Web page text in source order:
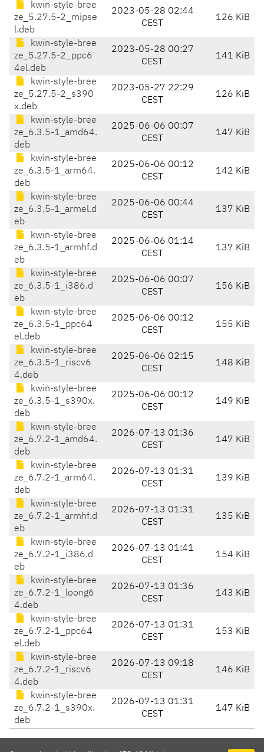
kwin-style-bree
ze_5.27.5-2_mipse
l.deb
2023-05-28 02:44
CEST
126 KiB
kwin-style-bree
ze_5.27.5-2_ppc6
4el.deb
2023-05-28 00:27
CEST
141 KiB
kwin-style-bree
ze_5.27.5-2_s390
x.deb
2023-05-27 22:29
CEST
126 KiB
kwin-style-bree
ze_6.3.5-1_amd64.
deb
2025-06-06 00:07
CEST
147 KiB
kwin-style-bree
ze_6.3.5-1_arm64.
deb
2025-06-06 00:12
CEST
142 KiB
kwin-style-bree
ze_6.3.5-1_armel.d
eb
2025-06-06 00:44
CEST
137 KiB
kwin-style-bree
ze_6.3.5-1_armhf.d
eb
2025-06-06 01:14
CEST
137 KiB
kwin-style-bree
ze_6.3.5-1_i386.d
eb
2025-06-06 00:07
CEST
156 KiB
kwin-style-bree
ze_6.3.5-1_ppc64
el.deb
2025-06-06 00:12
CEST
155 KiB
kwin-style-bree
ze_6.3.5-1_riscv6
4.deb
2025-06-06 02:15
CEST
148 KiB
kwin-style-bree
ze_6.3.5-1_s390x.
deb
2025-06-06 00:12
CEST
149 KiB
kwin-style-bree
ze_6.7.2-1_amd64.
deb
2026-07-13 01:36
CEST
147 KiB
kwin-style-bree
ze_6.7.2-1_arm64.
deb
2026-07-13 01:31
CEST
139 KiB
kwin-style-bree
ze_6.7.2-1_armhf.d
eb
2026-07-13 01:31
CEST
135 KiB
kwin-style-bree
ze_6.7.2-1_i386.d
eb
2026-07-13 01:41
CEST
154 KiB
kwin-style-bree
ze_6.7.2-1_loong6
4.deb
2026-07-13 01:36
CEST
143 KiB
kwin-style-bree
ze_6.7.2-1_ppc64
el.deb
2026-07-13 01:31
CEST
153 KiB
kwin-style-bree
ze_6.7.2-1_riscv6
4.deb
2026-07-13 09:18
CEST
146 KiB
kwin-style-bree
ze_6.7.2-1_s390x.
deb
2026-07-13 01:31
CEST
147 KiB